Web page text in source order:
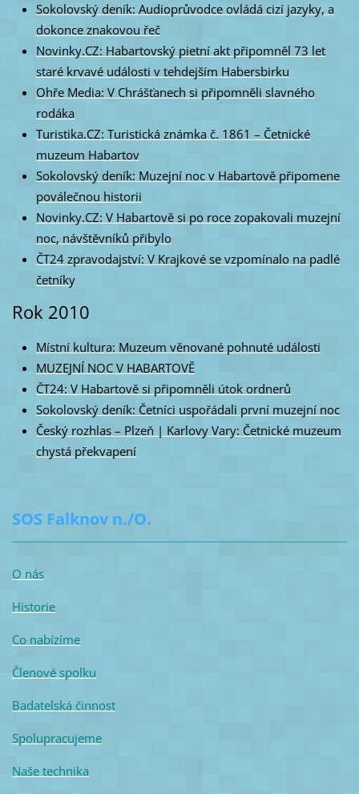
Sokolovský deník: Audioprůvodce ovládá cizí jazyky, a
dokonce znakovou řeč
Novinky.CZ: Habartovský pietní akt připomněl 73 let
staré krvavé události v tehdejším Habersbirku
Ohře Media: V Chrášťanech si připomněli slavného
rodáka
Turistika.CZ: Turistická známka č. 1861 – Četnické
muzeum Habartov
Sokolovský deník: Muzejní noc v Habartově připomene
poválečnou historii
Novinky.CZ: V Habartově si po roce zopakovali muzejní
noc, návštěvníků přibylo
ČT24 zpravodajství: V Krajkové se vzpomínalo na padlé
četníky
Rok 2010
Místní kultura: Muzeum věnované pohnuté události
MUZEJNÍ NOC V HABARTOVĚ
ČT24: V Habartově si připomněli útok ordnerů
Sokolovský deník: Četníci uspořádali první muzejní noc
Český rozhlas – Plzeň | Karlovy Vary: Četnické muzeum
chystá překvapení
SOS Falknov n./O.
O nás
Historie
Co nabízíme
Členové spolku
Badatelská činnost
Spolupracujeme
Naše technika